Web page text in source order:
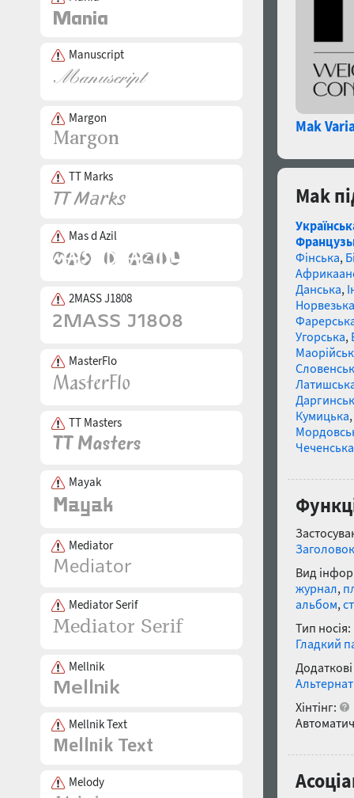
Manuscript
Margon
TT Marks
Mas d Azil
2MASS J1808
MasterFlo
TT Masters
Mayak
Mediator
Mediator Serif
Mellnik
Mellnik Text
Melody
Mak
Mak
Фінська,
Данська,
Норвезька
Угорська,
Кумицька,
Чеченська
Заголовок
Вид
журнал,
альбом,
Тип носія:
Гладкий
Хінтінг: